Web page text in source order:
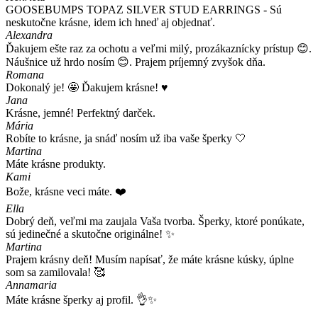
GOOSEBUMPS TOPAZ SILVER STUD EARRINGS - Sú
neskutočne krásne, idem ich hneď aj objednať.
Alexandra
Ďakujem ešte raz za ochotu a veľmi milý, prozákaznícky prístup 😊.
Náušnice už hrdo nosím 😊. Prajem príjemný zvyšok dňa.
Romana
Dokonalý je! 🤩 Ďakujem krásne! ♥️
Jana
Krásne, jemné! Perfektný darček.
Mária
Robíte to krásne, ja snáď nosím už iba vaše šperky 🤍
Martina
Máte krásne produkty.
Kami
Bože, krásne veci máte. ❤️
Ella
Dobrý deň, veľmi ma zaujala Vaša tvorba. Šperky, ktoré ponúkate,
sú jedinečné a skutočne originálne! ✨
Martina
Prajem krásny deň! Musím napísať, že máte krásne kúsky, úplne
som sa zamilovala! 🥰
Annamaria
Máte krásne šperky aj profil. 👌✨